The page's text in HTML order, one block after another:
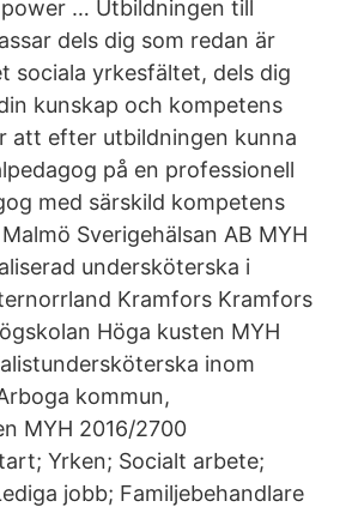
… Utbildningen till
dels dig som redan är
sociala yrkesfältet, dels dig
kunskap och kompetens
att efter utbildningen kunna
på en professionell
med särskild kompetens
Sverigehälsan AB MYH
undersköterska i
Kramfors Kramfors
Höga kusten MYH
inom
kommun,
MYH 2016/2700
Yrken; Socialt arbete;
jobb; Familjebehandlare